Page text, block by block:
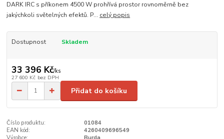
DARK IRC s příkonem 4500 W prohřívá prostor rovnoměrně bez
jakýchkoli světelných efektů. P... celý popis
Dostupnost Skladem
33 396 Kč/ks
27 600 Kč bez DPH
Přidat do košíku
Číslo produktu:
01084
EAN kód:
4260409696549